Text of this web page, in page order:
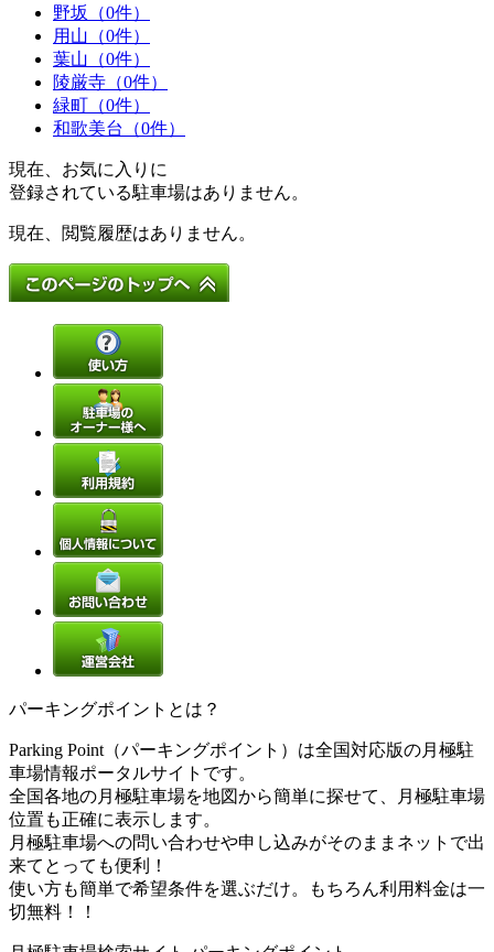
野坂（0件）
用山（0件）
葉山（0件）
陵厳寺（0件）
緑町（0件）
和歌美台（0件）
現在、お気に入りに
登録されている駐車場はありません。
現在、閲覧履歴はありません。
パーキングポイントとは？
Parking Point（パーキングポイント）は全国対応版の月極駐
車場情報ポータルサイトです。
全国各地の月極駐車場を地図から簡単に探せて、月極駐車場
位置も正確に表示します。
月極駐車場への問い合わせや申し込みがそのままネットで出
来てとっても便利！
使い方も簡単で希望条件を選ぶだけ。もちろん利用料金は一
切無料！！